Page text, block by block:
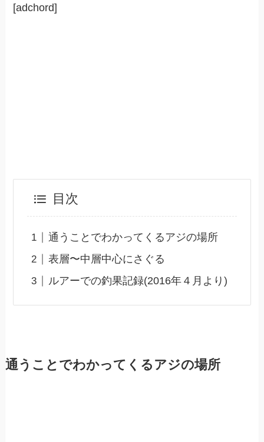
[adchord]
目次
通うことでわかってくるアジの場所
表層〜中層中心にさぐる
ルアーでの釣果記録(2016年４月より)
通うことでわかってくるアジの場所